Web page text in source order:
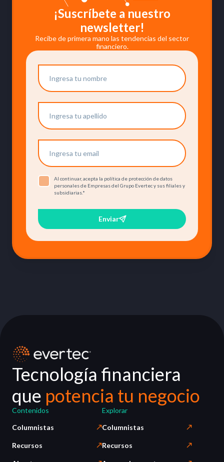
¡Suscríbete a nuestro
newsletter!
Recibe de primera mano las tendencias del sector
financiero.
Al continuar, acepta la política de protección de datos
personales de Empresas del Grupo Evertec y sus filiales y
subsidiarias.*
Enviar
Tecnología financiera
que potencia tu negocio
Contenidos
Columnistas
Recursos
Explorar
Columnistas
Recursos